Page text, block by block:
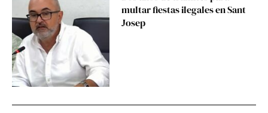
multar fiestas ilegales en Sant
Josep